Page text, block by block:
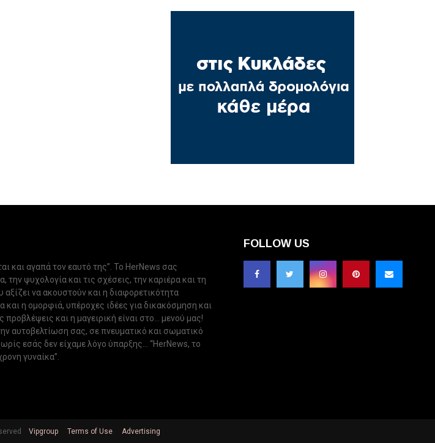
και αγαπά τον εαυτό της”. Το HerNews σας
την ψυχολογία και τις σχέσεις, την καριέρα και τη
να ακουστούν και η διαφορετικότητα
η ομορφιά, υπέροχες ιδέες για δικακόσμηση και
και η μαγειρική είναι στο... μενού μας!
αυτοβελτίωση σας, σε πνευματικό και σωματικό
εσάς δεν είχαμε λόγο ύπαρξης... “HerNews, το
γυναίκα”.
FOLLOW US
Vipgroup Terms of Use Advertising